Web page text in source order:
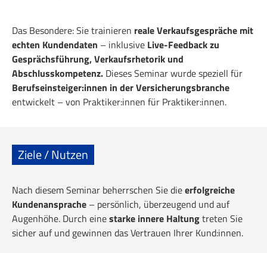
Das Besondere: Sie trainieren reale Verkaufsgespräche mit
echten Kundendaten – inklusive Live-Feedback zu
Gesprächsführung, Verkaufsrhetorik und
Abschlusskompetenz. Dieses Seminar wurde speziell für
Berufseinsteiger:innen in der Versicherungsbranche
entwickelt – von Praktiker:innen für Praktiker:innen.
Ziele / Nutzen
Nach diesem Seminar beherrschen Sie dieerfolgreiche
Kundenansprache – persönlich, überzeugend und auf
Augenhöhe. Durch einestarke innere Haltungtreten Sie
sicher auf und gewinnen das Vertrauen Ihrer Kund:innen.